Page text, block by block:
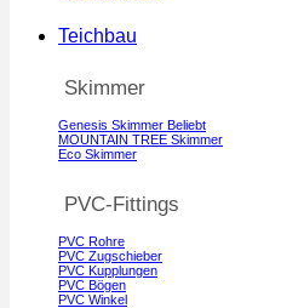
Teichbau
Skimmer
Genesis Skimmer
MOUNTAIN TREE Skimmer
Eco Skimmer
PVC-Fittings
PVC Rohre
PVC Zugschieber
PVC Kupplungen
PVC Bögen
PVC Winkel